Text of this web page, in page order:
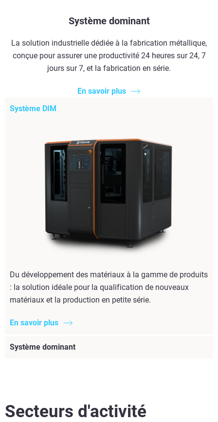
Système dominant
La solution industrielle dédiée à la fabrication métallique,
conçue pour assurer une productivité 24 heures sur 24, 7
jours sur 7, et la fabrication en série.
En savoir plus
Système DIM
Du développement des matériaux à la gamme de produits
: la solution idéale pour la qualification de nouveaux
matériaux et la production en petite série.
En savoir plus
Système dominant
Secteurs d'activité